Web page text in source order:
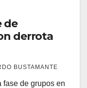
de
derrota
BUSTAMANTE
fase de grupos en